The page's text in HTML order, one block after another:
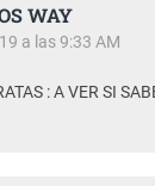
WAY
a las 9:33 AM
: A VER SI